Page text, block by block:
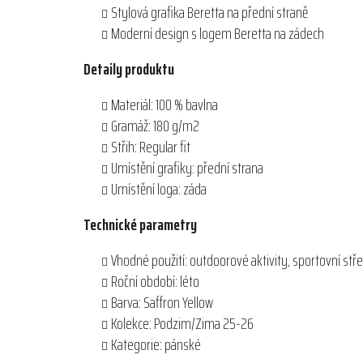
Stylová grafika Beretta na přední straně
Moderní design s logem Beretta na zádech
Detaily produktu
Materiál: 100 % bavlna
Gramáž: 180 g/m2
Střih: Regular fit
Umístění grafiky: přední strana
Umístění loga: záda
Technické parametry
Vhodné použití: outdoorové aktivity, sportovní
Roční období: léto
Barva: Saffron Yellow
Kolekce: Podzim/Zima 25-26
Kategorie: pánské